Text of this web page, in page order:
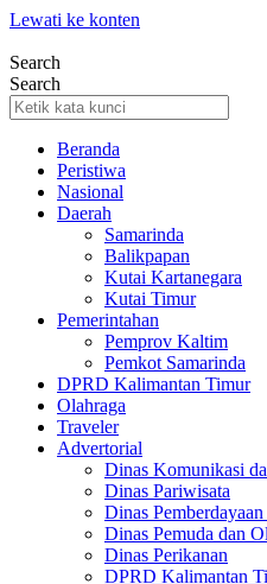
Lewati ke konten
Search
Search
Beranda
Peristiwa
Nasional
Daerah
Samarinda
Balikpapan
Kutai Kartanegara
Kutai Timur
Pemerintahan
Pemprov Kaltim
Pemkot Samarinda
DPRD Kalimantan Timur
Olahraga
Traveler
Advertorial
Dinas Komunikasi
Dinas Pariwisata
Dinas
Dinas Pemuda dan
Dinas Perikanan
DPRD Kalimantan